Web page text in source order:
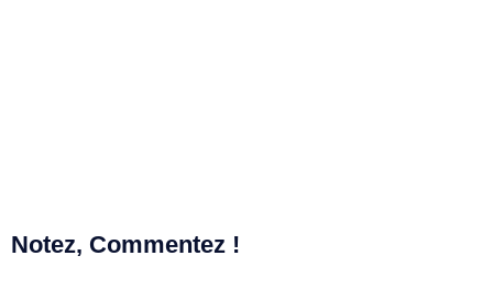
Notez, Commentez !